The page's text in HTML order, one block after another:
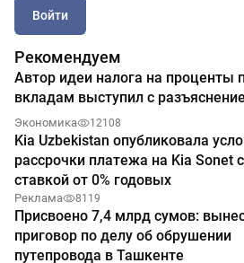
Войти
Рекомендуем
Автор идеи налога на проценты
вкладам выступил с
Экономика 12108
Kia Uzbekistan опубликовала
рассрочки платежа на Kia Sonet
ставкой от 0% годовых
Реклама 8119
Присвоено 7,4 млрд сумов:
приговор по делу об обрушении
путепровода в Ташкенте